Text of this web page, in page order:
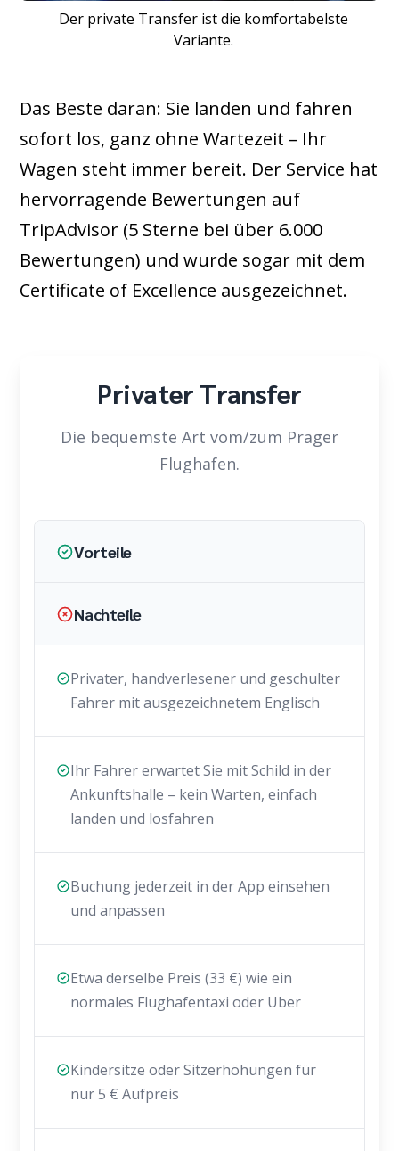
Der private Transfer ist die komfortabelste
Variante.
Das Beste daran: Sie landen und fahren
sofort los, ganz ohne Wartezeit – Ihr
Wagen steht immer bereit. Der Service hat
hervorragende Bewertungen auf
TripAdvisor (5 Sterne bei über 6.000
Bewertungen) und wurde sogar mit dem
Certificate of Excellence ausgezeichnet.
Privater Transfer
Die bequemste Art vom/zum Prager
Flughafen.
Vorteile
Nachteile
Privater, handverlesener und geschulter
Fahrer mit ausgezeichnetem Englisch
Ihr Fahrer erwartet Sie mit Schild in der
Ankunftshalle – kein Warten, einfach
landen und losfahren
Buchung jederzeit in der App einsehen
und anpassen
Etwa derselbe Preis (33 €) wie ein
normales Flughafentaxi oder Uber
Kindersitze oder Sitzerhöhungen für
nur 5 € Aufpreis